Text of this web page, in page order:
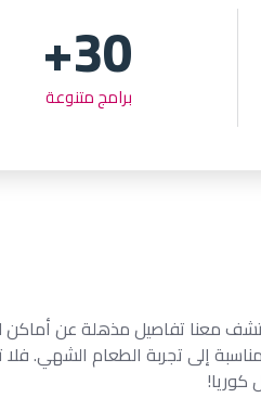
30
+
برامج متنوعة
معنا تفاصيل مذهلة عن
إلى تجربة الطعام الشهي.
كوريا!